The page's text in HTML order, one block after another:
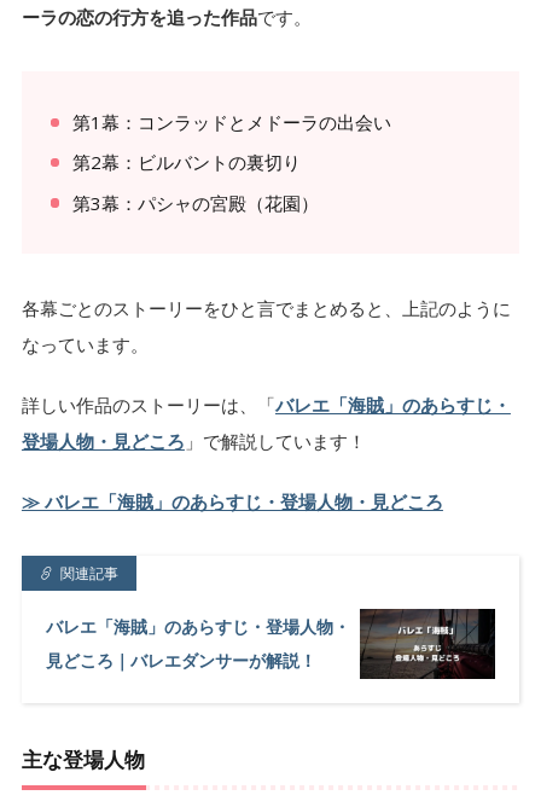
ーラの恋の行方を追った作品です。
第1幕：コンラッドとメドーラの出会い
第2幕：ビルバントの裏切り
第3幕：パシャの宮殿（花園）
各幕ごとのストーリーをひと言でまとめると、上記のように
なっています。
詳しい作品のストーリーは、「バレエ「海賊」のあらすじ・
登場人物・見どころ 」で解説しています！
≫ バレエ「海賊」のあらすじ・登場人物・見どころ
関連記事
バレエ「海賊」のあらすじ・登場人物・
見どころ｜バレエダンサーが解説！
主な登場人物